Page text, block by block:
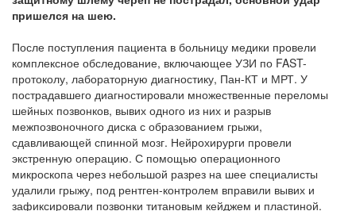
пришелся на шею.
После поступления пациента в больницу медики провели
комплексное обследование, включающее УЗИ по FAST-
протоколу, лабораторную диагностику, Пан-КТ и МРТ. У
пострадавшего диагностировали множественные переломы
шейных позвонков, вывих одного из них и разрыв
межпозвоночного диска с образованием грыжи,
сдавливающей спинной мозг. Нейрохирурги провели
экстренную операцию. С помощью операционного
микроскопа через небольшой разрез на шее специалисты
удалили грыжу, под рентген-контролем вправили вывих и
зафиксировали позвонки титановым кейджем и пластиной.